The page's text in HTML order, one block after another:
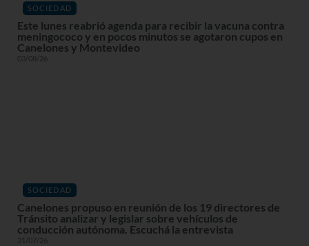
SOCIEDAD
Este lunes reabrió agenda para recibir la vacuna contra
meningococo y en pocos minutos se agotaron cupos en
Canelones y Montevideo
03/08/26
SOCIEDAD
Canelones propuso en reunión de los 19 directores de
Tránsito analizar y legislar sobre vehículos de
conducción autónoma. Escuchá la entrevista
31/07/26